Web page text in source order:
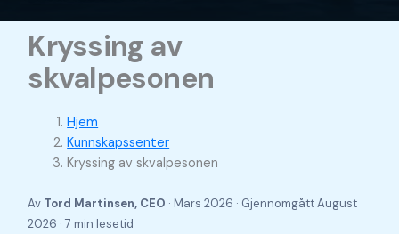
Kryssing av
skvalpesonen
Hjem
Kunnskapssenter
Kryssing av skvalpesonen
Av Tord Martinsen, CEO · Mars 2026 · GjennomgåttAugust
2026 · 7 min lesetid